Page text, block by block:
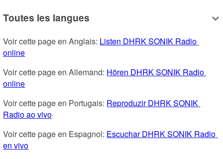
Toutes les langues
Voir cette page en Anglais: Listen DHRK SONIK Radio
online
Voir cette page en Allemand: Hören DHRK SONIK Radio
online
Voir cette page en Portugais: Reproduzir DHRK SONIK
Radio ao vivo
Voir cette page en Espagnol: Escuchar DHRK SONIK Radio
en vivo